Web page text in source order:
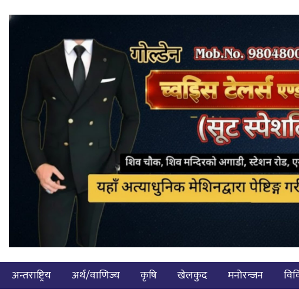
अन्तराष्ट्रिय अर्थ/वाणिज्य कृषि खेलकुद मनोरन्जन